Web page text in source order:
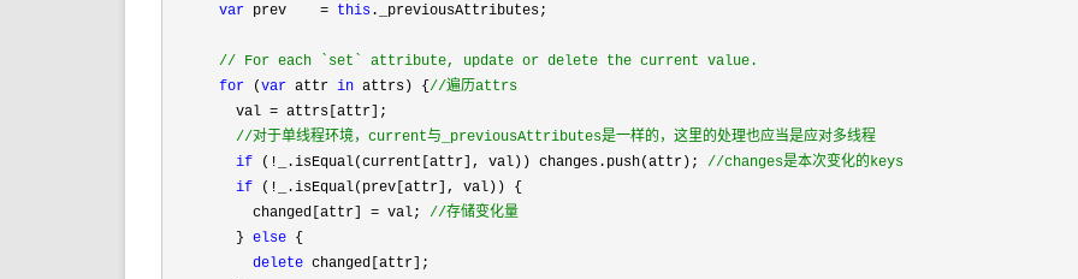
var prev    = this ._previousAttributes;
//
For each `set` attribute, update or delete the current value.
for (var attr in attrs) {//遍历attrs
        val =
attrs[attr];
//对于单线程环境，current与_previousAttributes是一样的，这里的处理也应当是应对多线程
if (!_.isEqual(current[attr], val)) changes.push(attr); //changes是本次变化的keys
if (!
_.isEqual(prev[attr], val)) {
          changed[attr]
= val; //存储变化量
        }
else {
delete changed[attr];